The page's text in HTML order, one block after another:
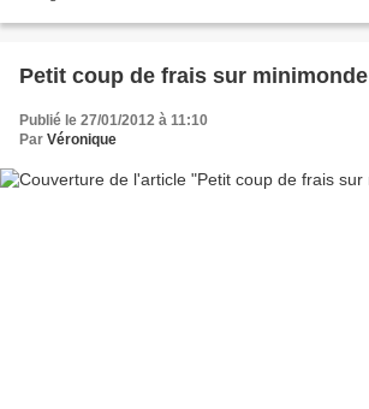
Petit coup de frais sur minimonde
Publié le 27/01/2012 à 11:10
Par Véronique